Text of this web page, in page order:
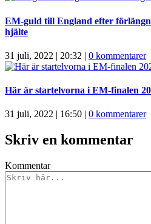
EM-guld till England efter
hjälte
31 juli, 2022 | 20:32 | 0 kommentarer
Här är startelvorna i EM-finalen
31 juli, 2022 | 16:50 | 0 kommentarer
Skriv en kommentar
Kommentar